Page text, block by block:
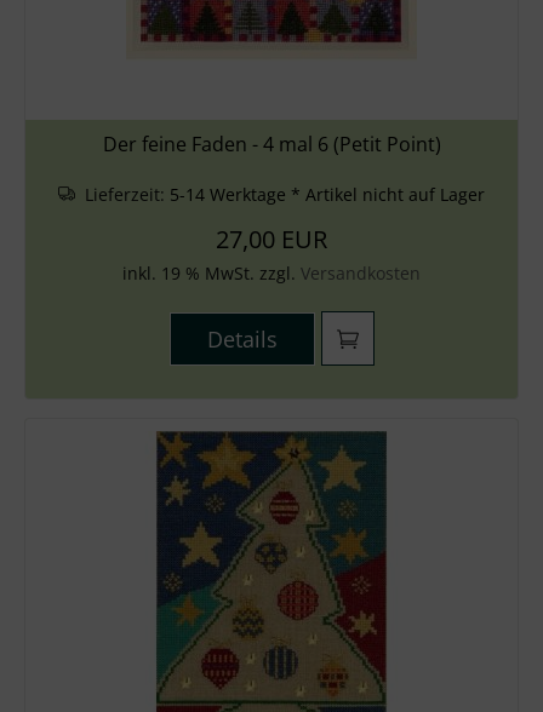
Der feine Faden - 4 mal 6 (Petit Point)
Lieferzeit: 5-14 Werktage * Artikel nicht auf Lager
27,00 EUR
inkl. 19 % MwSt. zzgl. Versandkosten
Details